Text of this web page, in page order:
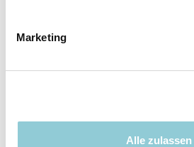
Marketing
Alle zulassen
Elektrische Seitenspiegel